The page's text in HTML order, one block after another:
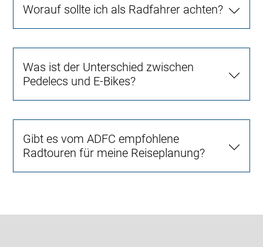
Worauf sollte ich als Radfahrer achten?
Was ist der Unterschied zwischen
Pedelecs und E-Bikes?
Gibt es vom ADFC empfohlene
Radtouren für meine Reiseplanung?